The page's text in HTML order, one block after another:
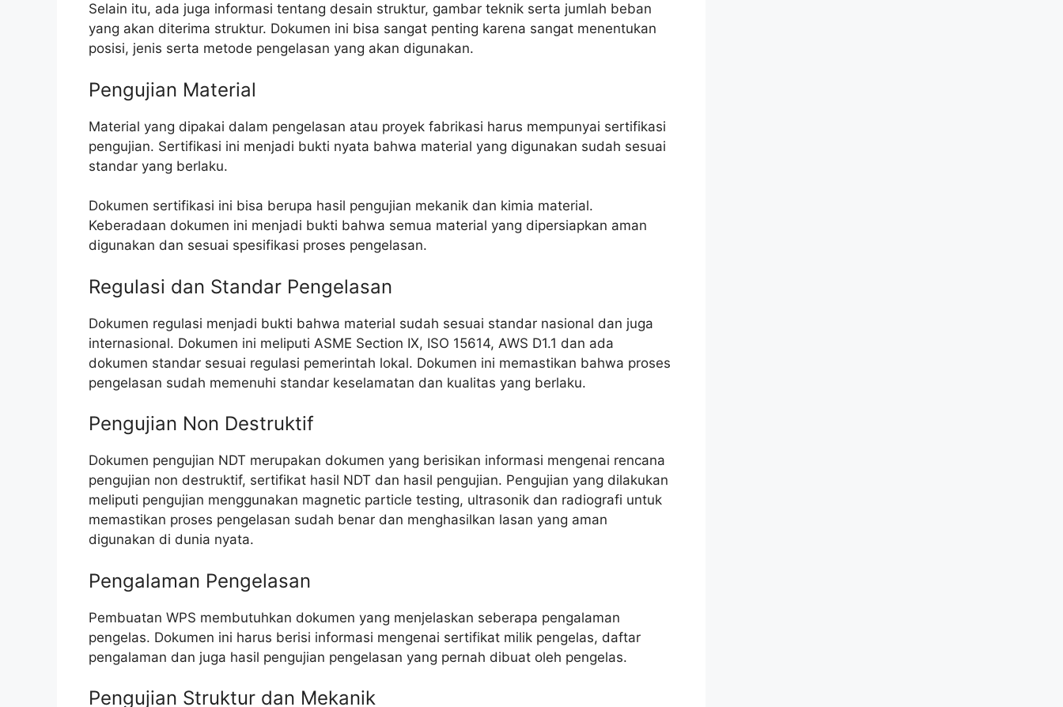
Selain itu, ada juga informasi tentang desain struktur, gambar teknik serta jumlah beban
yang akan diterima struktur. Dokumen ini bisa sangat penting karena sangat menentukan
posisi, jenis serta metode pengelasan yang akan digunakan.
Pengujian Material
Material yang dipakai dalam pengelasan atau proyek fabrikasi harus mempunyai sertifikasi
pengujian. Sertifikasi ini menjadi bukti nyata bahwa material yang digunakan sudah sesuai
standar yang berlaku.
Dokumen sertifikasi ini bisa berupa hasil pengujian mekanik dan kimia material.
Keberadaan dokumen ini menjadi bukti bahwa semua material yang dipersiapkan aman
digunakan dan sesuai spesifikasi proses pengelasan.
Regulasi dan Standar Pengelasan
Dokumen regulasi menjadi bukti bahwa material sudah sesuai standar nasional dan juga
internasional. Dokumen ini meliputi ASME Section IX, ISO 15614, AWS D1.1 dan ada
dokumen standar sesuai regulasi pemerintah lokal. Dokumen ini memastikan bahwa proses
pengelasan sudah memenuhi standar keselamatan dan kualitas yang berlaku.
Pengujian Non Destruktif
Dokumen pengujian NDT merupakan dokumen yang berisikan informasi mengenai rencana
pengujian non destruktif, sertifikat hasil NDT dan hasil pengujian. Pengujian yang dilakukan
meliputi pengujian menggunakan magnetic particle testing, ultrasonik dan radiografi untuk
memastikan proses pengelasan sudah benar dan menghasilkan lasan yang aman
digunakan di dunia nyata.
Pengalaman Pengelasan
Pembuatan WPS membutuhkan dokumen yang menjelaskan seberapa pengalaman
pengelas. Dokumen ini harus berisi informasi mengenai sertifikat milik pengelas, daftar
pengalaman dan juga hasil pengujian pengelasan yang pernah dibuat oleh pengelas.
Pengujian Struktur dan Mekanik